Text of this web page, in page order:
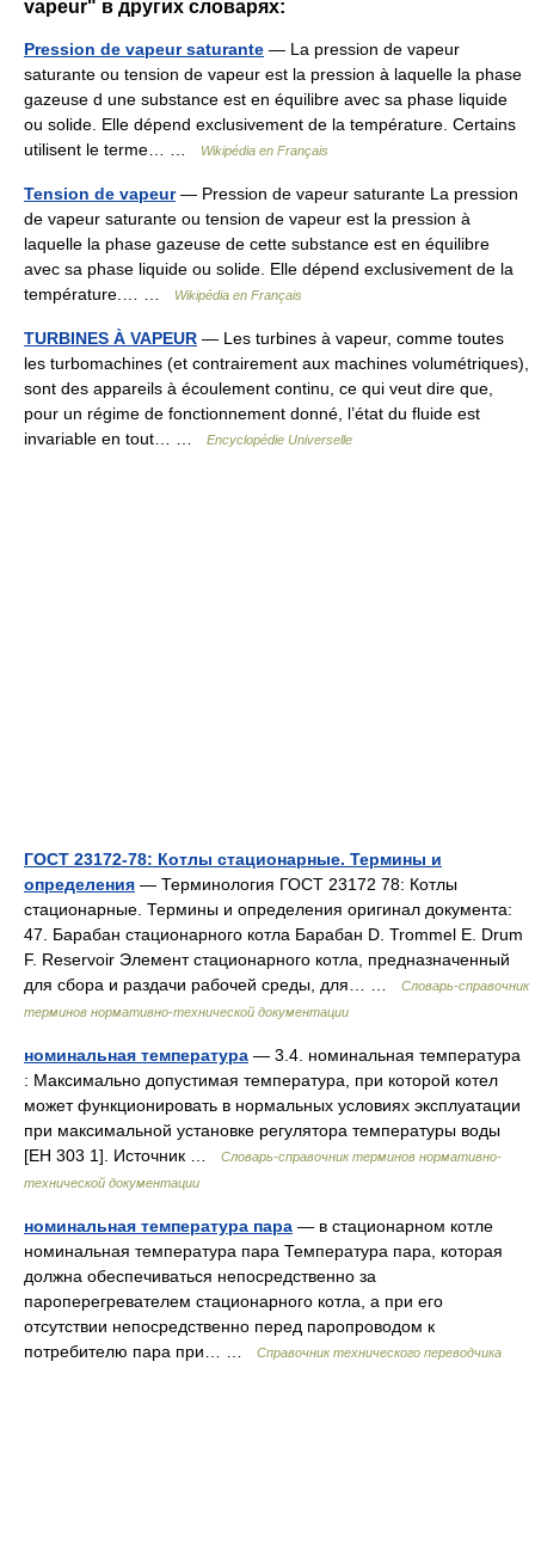
vapeur" в других словарях:
Pression de vapeur saturante — La pression de vapeur
saturante ou tension de vapeur est la pression à laquelle la phase
gazeuse d une substance est en équilibre avec sa phase liquide
ou solide. Elle dépend exclusivement de la température. Certains
utilisent le terme… …
Wikipédia en Français
Tension de vapeur— Pression de vapeur saturante La pression
de vapeur saturante ou tension de vapeur est la pression à
laquelle la phase gazeuse de cette substance est en équilibre
avec sa phase liquide ou solide. Elle dépend exclusivement de la
température.… …
Wikipédia en Français
TURBINES À VAPEUR — Les turbines à vapeur, comme toutes
les turbomachines (et contrairement aux machines volumétriques),
sont des appareils à écoulement continu, ce qui veut dire que,
pour un régime de fonctionnement donné, l’état du fluide est
invariable en tout… …
Encyclopédie Universelle
ГОСТ 23172-78: Котлы стационарные. Термины и
определения — Терминология ГОСТ 23172 78: Котлы
стационарные. Термины и определения оригинал документа:
47. Барабан стационарного котла Барабан D. Trommel E. Drum
F. Reservoir Элемент стационарного котла, предназначенный
для сбора и раздачи рабочей среды, для… …
Словарь-справочник
терминов нормативно-технической документации
номинальная температура — 3.4. номинальная температура
: Максимально допустимая температура, при которой котел
может функционировать в нормальных условиях эксплуатации
при максимальной установке регулятора температуры воды
[ЕН 303 1]. Источник …
Словарь-справочник терминов нормативно-
технической документации
номинальная температура пара — в стационарном котле
номинальная температура пара Температура пара, которая
должна обеспечиваться непосредственно за
пароперегревателем стационарного котла, а при его
отсутствии непосредственно перед паропроводом к
потребителю пара при… …
Справочник технического переводчика